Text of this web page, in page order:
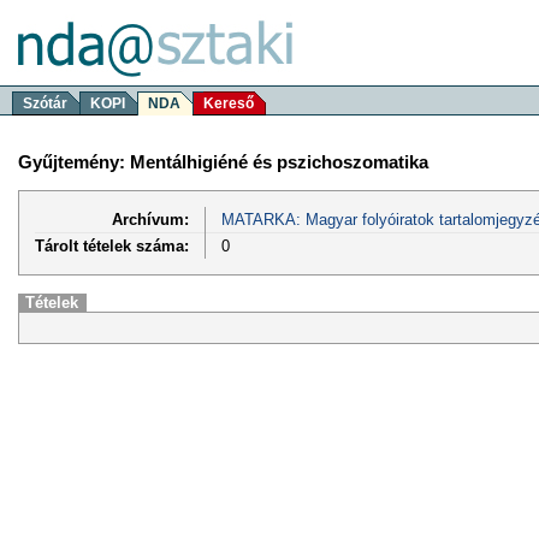
Szótár KOPI NDA Kereső
Gyűjtemény: Mentálhigiéné és pszichoszomatika
Archívum:
MATARKA: Magyar folyóiratok
Tárolt tételek száma:
0
Tételek